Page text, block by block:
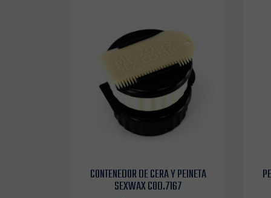
CONTENEDOR DE CERA Y PEINETA
SEXWAX COD.7167